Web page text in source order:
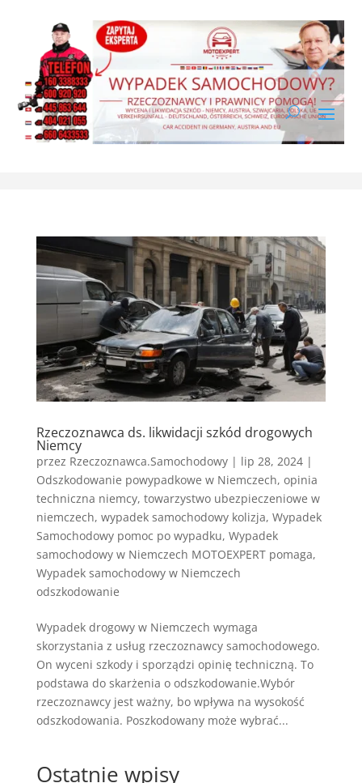
Rzeczoznawca ds. likwidacji szkód drogowych
Niemcy
przez Rzeczoznawca.Samochodowy| lip 28, 2024|
Odszkodowanie powypadkowe w Niemczech, opinia
techniczna niemcy, towarzystwo ubezpieczeniowe w
niemczech, wypadek samochodowy kolizja, Wypadek
Samochodowy pomoc po wypadku, Wypadek
samochodowy w Niemczech MOTOEXPERT pomaga,
Wypadek samochodowy w Niemczech
odszkodowanie
Wypadek drogowy w Niemczech wymaga
skorzystania z usług rzeczoznawcy samochodowego.
On wyceni szkody i sporządzi opinię techniczną. To
podstawa do skarżenia o odszkodowanie.Wybór
rzeczoznawcy jest ważny, bo wpływa na wysokość
odszkodowania. Poszkodowany może wybrać...
Ostatnie wpisy